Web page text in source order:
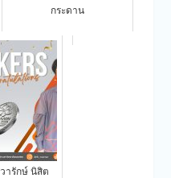
กระดาน
ารักษ์ นิสิต